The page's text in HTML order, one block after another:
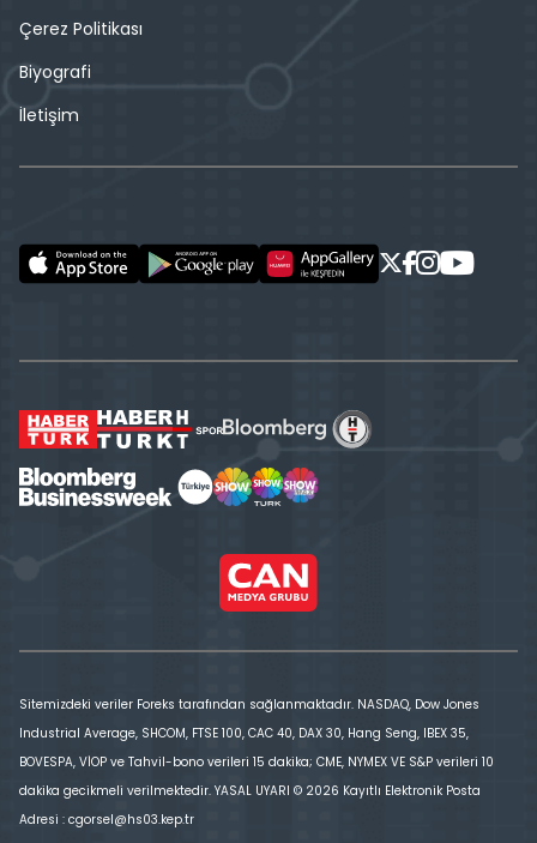
Çerez Politikası
Biyografi
İletişim
Sitemizdeki veriler Foreks tarafından sağlanmaktadır. NASDAQ, Dow Jones
Industrial Average, SHCOM, FTSE 100, CAC 40, DAX 30, Hang Seng, IBEX 35,
BOVESPA, VİOP ve Tahvil-bono verileri 15 dakika; CME, NYMEX VE S&P verileri 10
dakika gecikmeli verilmektedir. YASAL UYARI © 2026 Kayıtlı Elektronik Posta
Adresi : cgorsel@hs03.kep.tr